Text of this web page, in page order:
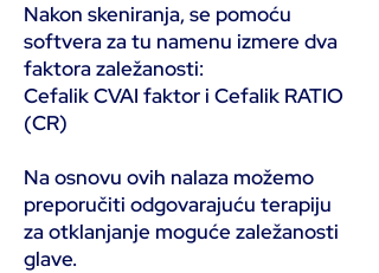
Nakon skeniranja, se pomoću
softvera za tu namenu izmere dva
faktora zaležanosti:
Cefalik CVAI faktor i Cefalik RATIO
(CR)
Na osnovu ovih nalaza možemo
preporučiti odgovarajuću terapiju
za otklanjanje moguće zaležanosti
glave.